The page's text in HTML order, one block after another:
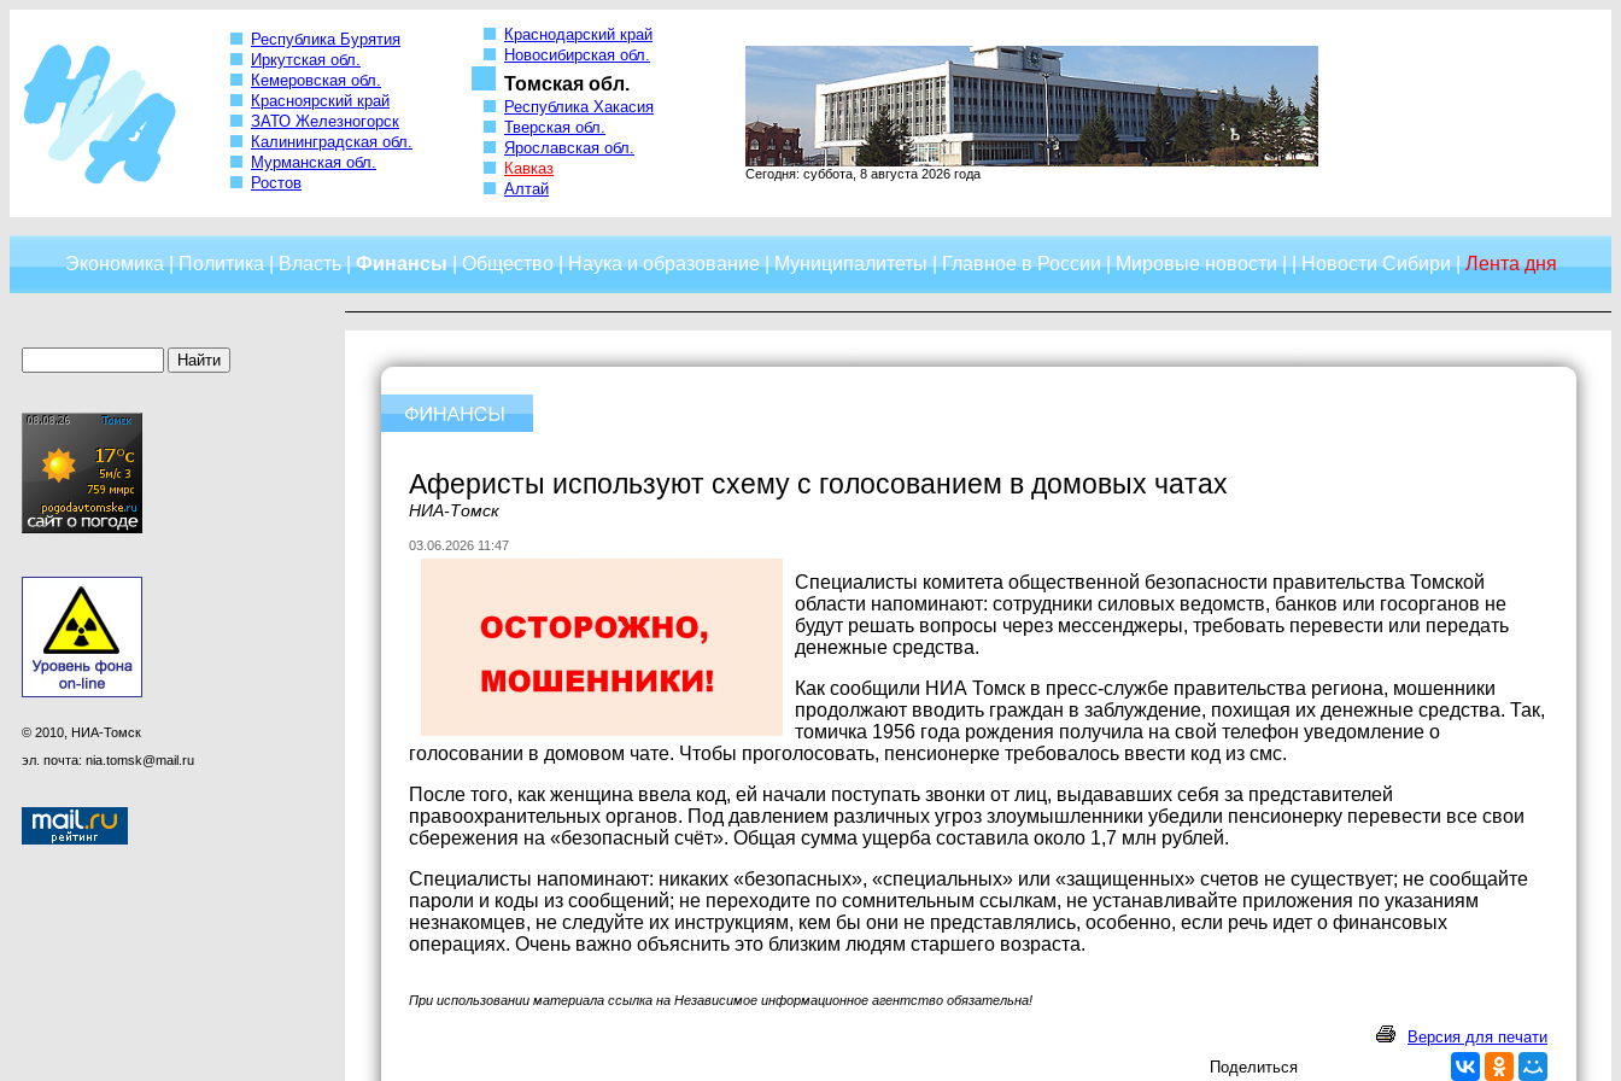
Республика Бурятия
Иркутская обл.
Кемеровская обл.
Красноярский край
ЗАТО Железногорск
Калининградская обл.
Мурманская обл.
Ростов
Краснодарский край
Новосибирская обл.
Томская обл.
Республика Хакасия
Тверская обл.
Ярославская обл.
Кавказ
Алтай
Сегодня: суббота, 8 августа 2026 года
Экономика|Политика|Власть|Финансы|Общество|Наука и образование|Муниципалитеты|Главное в России|Мировые новости| |Новости Сибири|Лента дня
© 2010, НИА-Томск
эл. почта: nia.tomsk@mail.ru
Аферисты используют схему с голосованием в домовых чатах
НИА-Томск
03.06.2026 11:47
Специалисты комитета общественной безопасности правительства Томской
области напоминают: сотрудники силовых ведомств, банков или госорганов не
будут решать вопросы через мессенджеры, требовать перевести или передать
денежные средства.
Как сообщили НИА Томск в пресс-службе правительства региона, мошенники
продолжают вводить граждан в заблуждение, похищая их денежные средства. Так,
томичка 1956 года рождения получила на свой телефон уведомление о
голосовании в домовом чате. Чтобы проголосовать, пенсионерке требовалось ввести код из смс.
После того, как женщина ввела код, ей начали поступать звонки от лиц, выдававших себя за представителей
правоохранительных органов. Под давлением различных угроз злоумышленники убедили пенсионерку перевести все свои
сбережения на «безопасный счёт». Общая сумма ущерба составила около 1,7 млн рублей.
Специалисты напоминают: никаких «безопасных», «специальных» или «защищенных» счетов не существует; не сообщайте
пароли и коды из сообщений; не переходите по сомнительным ссылкам, не устанавливайте приложения по указаниям
незнакомцев, не следуйте их инструкциям, кем бы они не представлялись, особенно, если речь идет о финансовых
операциях. Очень важно объяснить это близким людям старшего возраста.
При использовании материала ссылка на Независимое информационное агентство обязательна!
Версия для печати
Поделиться